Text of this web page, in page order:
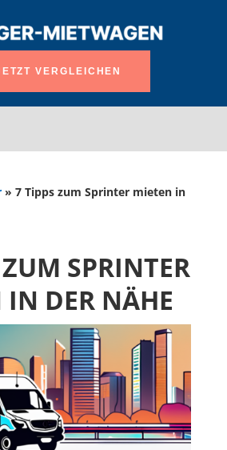
VERGLEICHEN
» 7 Tipps zum Sprinter mieten in
SPRINTER
IN DER NÄHE